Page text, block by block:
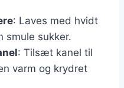
: Laves med hvidt
sukker.
: Tilsæt kanel til
varm og krydret